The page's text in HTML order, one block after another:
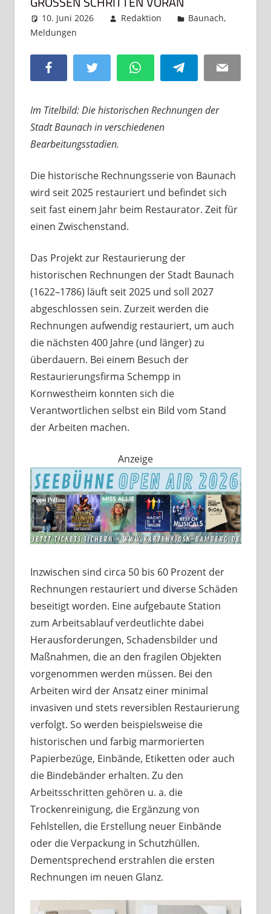
10. Juni 2026 Redaktion Baunach,
Meldungen
Facebook Twitter WhatsAppTelegram Email
Im Titelbild: Die historischen Rechnungen der
Stadt Baunach in verschiedenen
Bearbeitungsstadien.
Die historische Rechnungsserie von Baunach
wird seit 2025 restauriert und befindet sich
seit fast einem Jahr beim Restaurator. Zeit für
einen Zwischenstand.
Das Projekt zur Restaurierung der
historischen Rechnungen der Stadt Baunach
(1622–1786) läuft seit 2025 und soll 2027
abgeschlossen sein. Zurzeit werden die
Rechnungen aufwendig restauriert, um auch
die nächsten 400 Jahre (und länger) zu
überdauern. Bei einem Besuch der
Restaurierungsfirma Schempp in
Kornwestheim konnten sich die
Verantwortlichen selbst ein Bild vom Stand
der Arbeiten machen.
Anzeige
Inzwischen sind circa 50 bis 60 Prozent der
Rechnungen restauriert und diverse Schäden
beseitigt worden. Eine aufgebaute Station
zum Arbeitsablauf verdeutlichte dabei
Herausforderungen, Schadensbilder und
Maßnahmen, die an den fragilen Objekten
vorgenommen werden müssen. Bei den
Arbeiten wird der Ansatz einer minimal
invasiven und stets reversiblen Restaurierung
verfolgt. So werden beispielsweise die
historischen und farbig marmorierten
Papierbezüge, Einbände, Etiketten oder auch
die Bindebänder erhalten. Zu den
Arbeitsschritten gehören u. a. die
Trockenreinigung, die Ergänzung von
Fehlstellen, die Erstellung neuer Einbände
oder die Verpackung in Schutzhüllen.
Dementsprechend erstrahlen die ersten
Rechnungen im neuen Glanz.